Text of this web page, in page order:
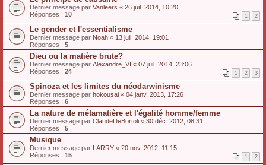
Dernier message par Vanleers « 26 juil. 2014, 10:20
Réponses : 10 1 2
Le gender et l'essentialisme
Dernier message par Noah « 13 juil. 2014, 19:01
Réponses : 5
Dieu ou la matière brute?
Dernier message par Alexandre_VI « 07 juil. 2014, 23:06
Réponses : 24 1 2 3
Spinoza et les limites du néodarwinisme
Dernier message par hokousai « 04 janv. 2013, 17:26
Réponses : 6
La nature de métamatière et l'égalité homme/femme
Dernier message par ClaudeDeBortoli « 30 déc. 2012, 08:31
Réponses : 5
Musique
Dernier message par LARRY « 20 nov. 2012, 11:15
Réponses : 15 1 2